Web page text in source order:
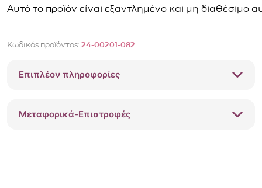
Αυτό το προϊόν είναι εξαντλημένο και μη διαθέσιμο
Κωδικός προϊόντος: 24-00201-082
Επιπλέον πληροφορίες
Μεταφορικά-Επιστροφές